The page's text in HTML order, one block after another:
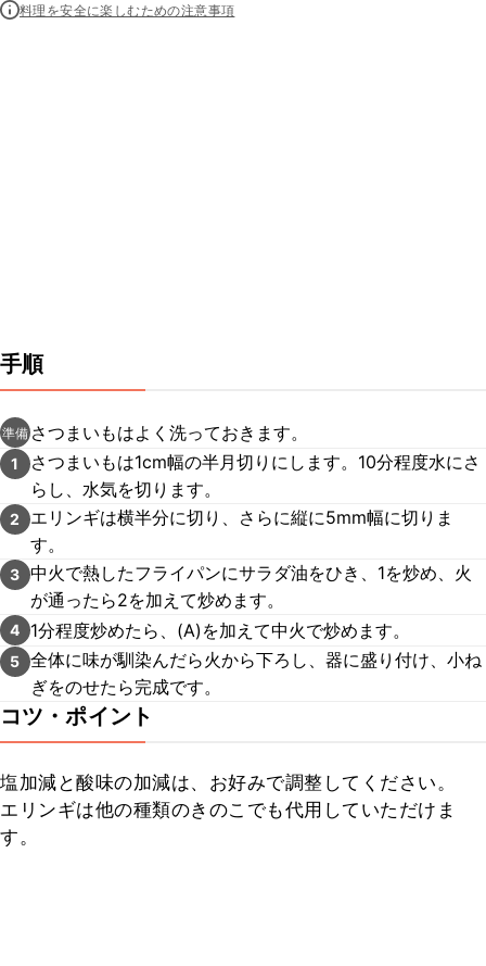
料理を安全に楽しむための注意事項
手順
準備 さつまいもはよく洗っておきます。
1
さつまいもは1cm幅の半月切りにします。10分程度水にさ
らし、水気を切ります。
2
エリンギは横半分に切り、さらに縦に5mm幅に切りま
す。
3 中火で熱したフライパンにサラダ油をひき、1を炒め、火
が通ったら2を加えて炒めます。
4 1分程度炒めたら、(A)を加えて中火で炒めます。
5 全体に味が馴染んだら火から下ろし、器に盛り付け、小ね
ぎをのせたら完成です。
コツ・ポイント
塩加減と酸味の加減は、お好みで調整してください。
エリンギは他の種類のきのこでも代用していただけま
す。